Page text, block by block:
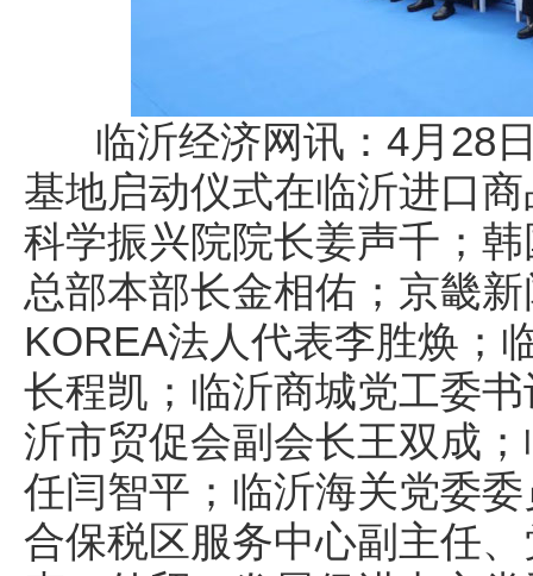
临沂经济网讯：4月28
基地启动仪式在临沂进口
科学振兴院院长姜声千；
总部本部长金相佑；京畿
KOREA法人代表李胜焕；
长程凯；临沂商城党工委
沂市贸促会副会长王双成
任闫智平；临沂海关党委
合保税区服务中心副主任